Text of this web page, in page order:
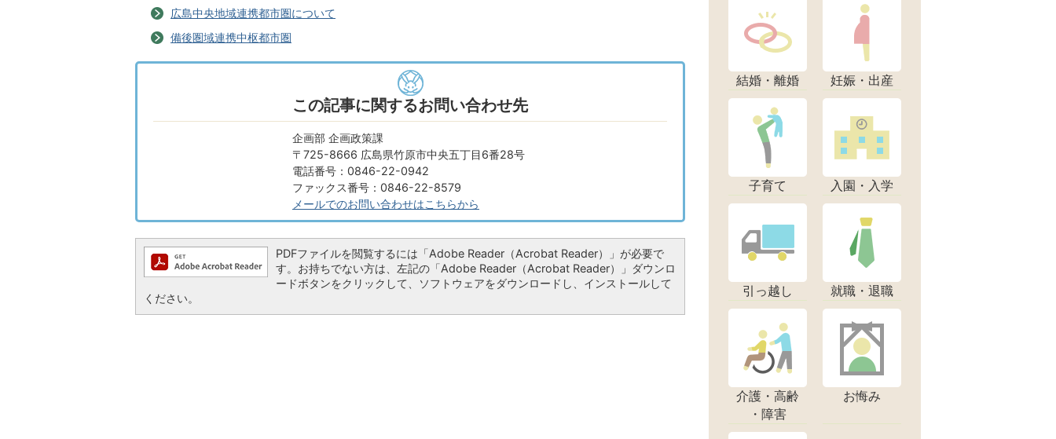
広島中央地域連携都市圏について
備後圏域連携中枢都市圏
この記事に関するお問い合わせ先
企画部 企画政策課
〒725-8666 広島県竹原市中央五丁目6番28号
電話番号：0846-22-0942
ファックス番号：0846-22-8579
メールでのお問い合わせはこちらから
PDFファイルを閲覧するには「Adobe Reader（Acrobat Reader）」が必要で
す。お持ちでない方は、左記の「Adobe Reader（Acrobat Reader）」ダウンロ
ードボタンをクリックして、ソフトウェアをダウンロードし、インストールして
ください。
結婚・離婚 妊娠・出産
子育て 入園・入学
引っ越し 就職・退職
介護・高齢
・障害
お悔み